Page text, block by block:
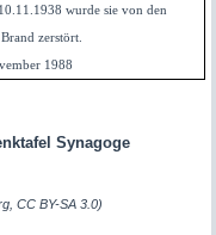
wurde sie von den
zerstört.
1988
CC BY-SA 3.0)